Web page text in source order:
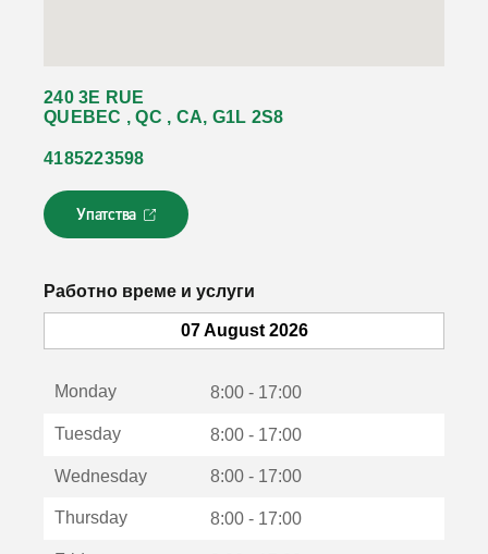
240 3E RUE
QUEBEC , QC , CA, G1L 2S8
4185223598
Упатства
Л
и
к
с
Работно време и услуги
07 August 2026
Monday 8:00 - 17:00
Tuesday 8:00 - 17:00
Wednesday 8:00 - 17:00
Thursday 8:00 - 17:00